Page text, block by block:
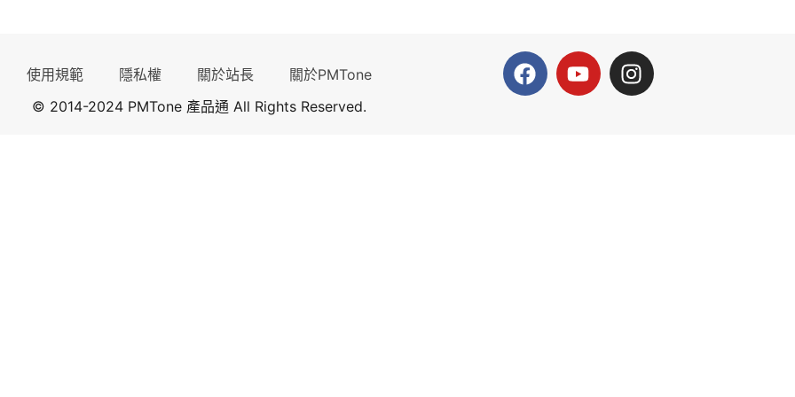
使用規範 隱私權 關於站長
關於PMTone
© 2014-2024 PMTone 產品通 All Rights Reserved.